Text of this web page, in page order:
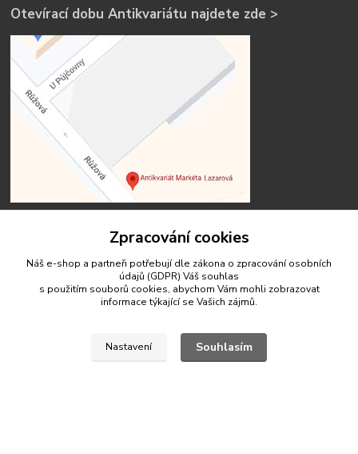
Otevírací dobu Antikvariátu najdete zde >
Kontakty
antikvariat.marketa.lazarova@gmail.com
Zpracování cookies
Náš e-shop a partneři potřebují dle zákona o zpracování osobních
údajů (GDPR) Váš souhlas
s použitím souborů cookies, abychom Vám mohli zobrazovat
informace týkající se Vašich zájmů.
Nastavení Souhlasím